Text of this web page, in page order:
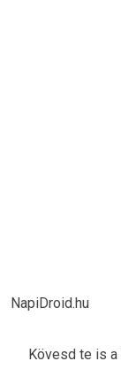
NapiDroid.hu
Kövesd te is a